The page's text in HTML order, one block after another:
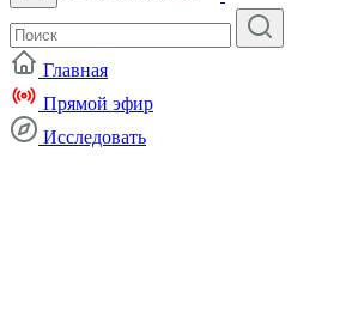
Главная
Прямой эфир
Исследовать